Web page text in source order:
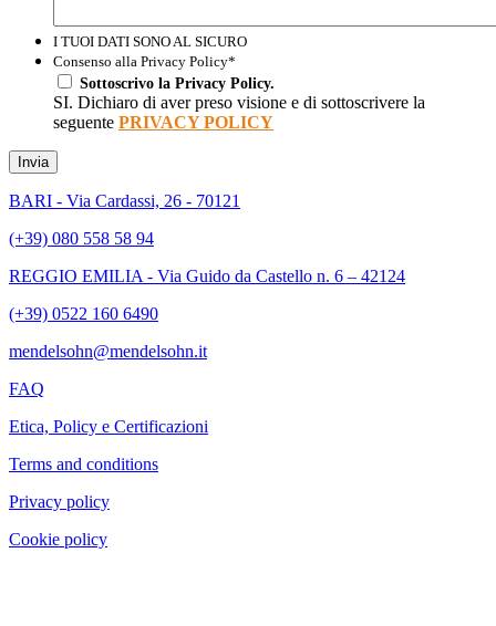
I TUOI DATI SONO AL SICURO
Consenso alla Privacy Policy*
Sottoscrivo la Privacy Policy.
SI. Dichiaro di aver preso visione e di sottoscrivere la
seguente PRIVACY POLICY
Invia
BARI - Via Cardassi, 26 - 70121
(+39) 080 558 58 94
REGGIO EMILIA - Via Guido da Castello n. 6 – 42124
(+39) 0522 160 6490
mendelsohn@mendelsohn.it
FAQ
Etica, Policy e Certificazioni
Terms and conditions
Privacy policy
Cookie policy